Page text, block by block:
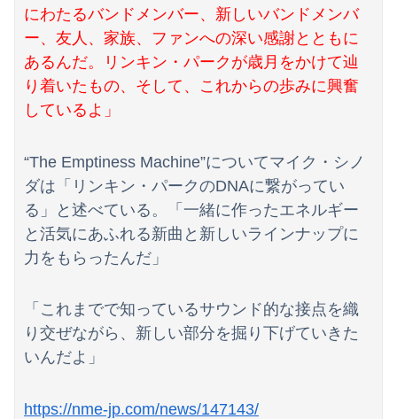
にわたるバンドメンバー、新しいバンドメンバ
ー、友人、家族、ファンへの深い感謝とともに
あるんだ。リンキン・パークが歳月をかけて辿
り着いたもの、そして、これからの歩みに興奮
しているよ」
“The Emptiness Machine”についてマイク・シノ
ダは「リンキン・パークのDNAに繋がってい
る」と述べている。「一緒に作ったエネルギー
と活気にあふれる新曲と新しいラインナップに
力をもらったんだ」
「これまでで知っているサウンド的な接点を織
り交ぜながら、新しい部分を掘り下げていきた
いんだよ」
https://nme-jp.com/news/147143/